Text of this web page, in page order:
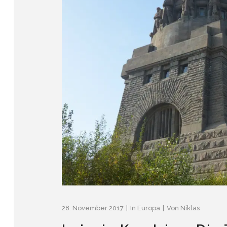
28. November 2017 In Europa Von Niklas